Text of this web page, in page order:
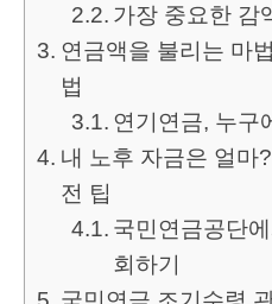
가장 중요한 감
연금액을 불리는 마
법
연기연금, 누구
내 노후 자금은 얼마
전 팁
국민연금공단
회하기